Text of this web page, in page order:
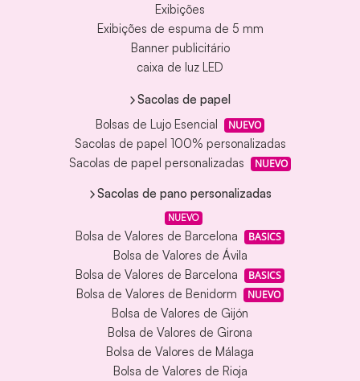
Exibições
Exibições de espuma de 5 mm
Banner publicitário
caixa de luz LED
Sacolas de papel
Bolsas de Lujo Esencial
NUEVO
Sacolas de papel 100% personalizadas
Sacolas de papel personalizadas
NUEVO
Sacolas de pano personalizadas
NUEVO
Bolsa de Valores de Barcelona BASICS
Bolsa de Valores de Ávila
Bolsa de Valores de Barcelona
BASICS
Bolsa de Valores de Benidorm NUEVO
Bolsa de Valores de Gijón
Bolsa de Valores de Girona
Bolsa de Valores de Málaga
Bolsa de Valores de Rioja